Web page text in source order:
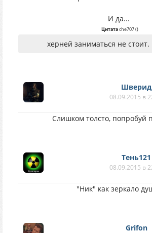
И да...
Цитатаche707()
херней заниматься не стоит.
Шверид
08.09.2015 в
Слишком толсто, попробуй
Тень121
08.09.2015 в
"Ник" как зеркало
Grifon